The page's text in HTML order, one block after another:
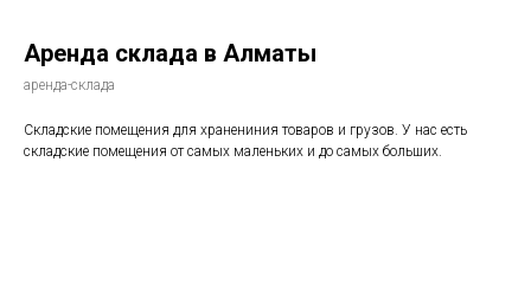
Аренда склада в Алматы
аренда-склада
Складские помещения для хранениния товаров и грузов. У нас есть
складские помещения от самых маленьких и до самых больших.